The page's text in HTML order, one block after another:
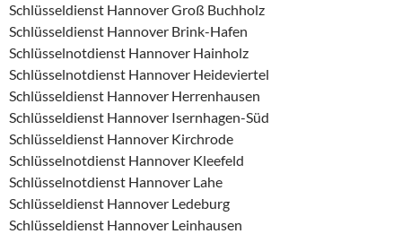
Schlüsseldienst Hannover Groß Buchholz
Schlüsseldienst Hannover Brink-Hafen
Schlüsselnotdienst Hannover Hainholz
Schlüsselnotdienst Hannover Heideviertel
Schlüsseldienst Hannover Herrenhausen
Schlüsseldienst Hannover Isernhagen-Süd
Schlüsseldienst Hannover Kirchrode
Schlüsselnotdienst Hannover Kleefeld
Schlüsselnotdienst Hannover Lahe
Schlüsseldienst Hannover Ledeburg
Schlüsseldienst Hannover Leinhausen